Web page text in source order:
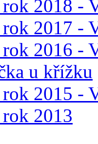
2018 -
2017 -
2016 -
u křížku
2015 -
2013